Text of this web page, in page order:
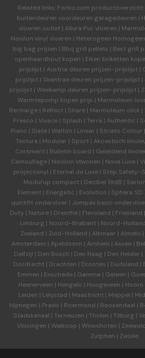
Related links: Forbo.com productoverzicht
buitendeuren voordeuren garagedeuren |
vloeren outlet | Allura Pvc vloeren |
Novilon vinyl vloeren | Heterogeen
big bag prijzen | Bbq grill pellets | Best grill
openhaardhout kopen | Eiken briketten
prijslijst | Austria deuren prijzen-prijslijst |
prijslijst | Skantrae deuren prijzen-prijslijst |
prijslijst| Weekamp deuren prijzen-prijslijst|
Warmtepomp kopen prijs | Marmoleum
Recharge| Reflect| Share| Marmoleum click|
Fresco | Vivace | Splash | Terra | Authentic |
Piano | Slate| Walton | Linear | Striato Colour |
Textura | Modular | Sport | Akoestisch
Corkment | Bulletin board | Geleidend
Camouflage | Novilon vtwonen | Nova Luxe |
projectvinyl | Eternal de Luxe | Step Safety-
Modul'up compact| Decibel 19dB |
Element | Energetic | Evolution | Sphera SD
quickfit ondervloer | Jumpax basic
Duty | Nature| Drenthe| Flevoland | Friesland |
Limburg | Noord-Brabant| Noord-Holland
Zeeland | Zuid-Holland | Alkmaar | Almelo |
Amsterdam | Apeldoorn | Arnhem | Assen |
Delfzijl | Den Bosch | Den Haag | Den Helder |
Dordrecht| Drachten | Dronten | Duitsland |
Emmen | Enschede | Gamma | Geleen |
Heerenveen | Hengelo | Hoogeveen | Hoorn
Leiden | Lelystad | Maastricht| Meppel |
Nijmegen | Praxis | Roermond | Roosendaal |
Stadskanaal | Terneuzen | Tholen | Tilburg |
Vlissingen | Welkoop | Winschoten |
Zutphen | Zwolle